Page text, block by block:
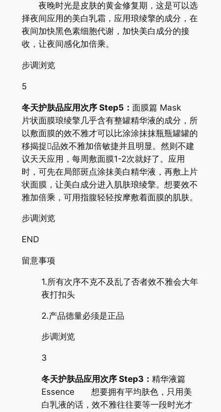
夜晚时光是皮肤的黄金修复期，这是可以选
择夜间应用的美白乳霜，应用琅绫擎的成分，在
夜间加快黑色素细胞代谢，加快美白成分的接
收，让夜间感化加倍乘。
步调浏览
5
冬天护肤品应用次序 Step5： 面膜篇 Mask
片状面膜琅绫擎几乎含有整罐精华液的成分，所
以敷面膜的效不雅才可以比涂涂抹抹瓶瓶罐罐的
移揭捉品效不雅加倍敏捷并且明显。然则不建
议天天应用，每周敷面膜1-2次就好了。应用
时，可先在局部斑点涂抹美白精华液，再敷上片
状面膜，让美白成分进入肌肤琅绫擎。想要效不
雅加倍乘，可用指腹轻轻按摩敷着面膜的肌肤。
步调浏览
END
留意事项
1.所有次序不克不及乱了否者效不雅会大年
夜打扣头
2.产品德量必须是正品
步调浏览
3
冬天护肤品应用次序 Step3： 精华液篇
Essence 想要拥有平均肤色，只用美
白乳液的话，效不雅往往要等一段时光才